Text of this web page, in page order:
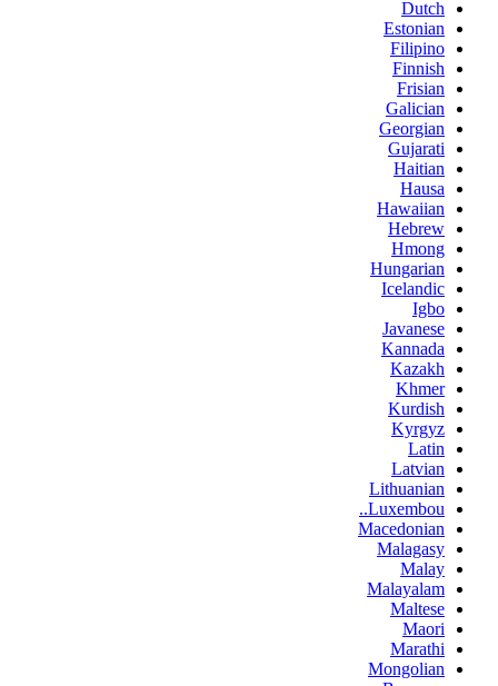
Dutch
Estonian
Filipino
Finnish
Frisian
Galician
Georgian
Gujarati
Haitian
Hausa
Hawaiian
Hebrew
Hmong
Hungarian
Icelandic
Igbo
Javanese
Kannada
Kazakh
Khmer
Kurdish
Kyrgyz
Latin
Latvian
Lithuanian
Luxembou..
Macedonian
Malagasy
Malay
Malayalam
Maltese
Maori
Marathi
Mongolian